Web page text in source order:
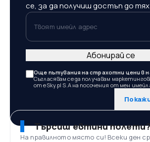
се, за да получиш достъп до
Твоят имейл адрес
Още пътувания на страхотни цени в
Съгласявам се да получавам
от eSky.pl S.A на посочения от мен имейл
Абонирай се
Търсиш евтини
На правилното място си! Всеки ден